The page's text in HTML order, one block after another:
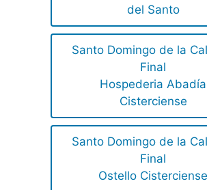
del Santo
Santo Domingo de la
Final
Hospederia Abadía
Cisterciense
Santo Domingo de la
Final
Ostello Cisterciense